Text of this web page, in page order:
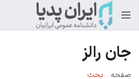
جان رالز
صفحه بحث